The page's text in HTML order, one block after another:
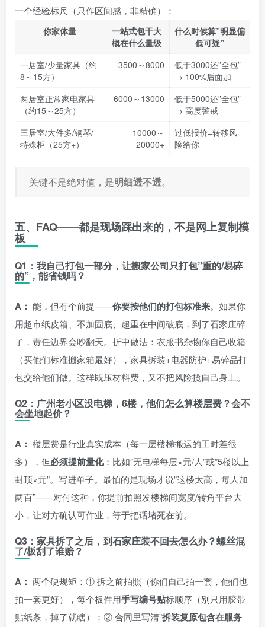
一个经验标尺（只作区间感，非精确）：
你家体量
一站式包干大
概在什么量级
什么时候算”明显偏
低可疑”
一居室/少量家具（约
8～15方）
3500～8000
低于3000还”全包”
→ 100%后面加
两居室正常家电家具
（约15～25方）
6000～13000
低于5000还”全包”
→ 高度警戒
三居室/大件多/钢琴/
特殊柜（25方+）
10000～
20000+
过低报价=转移风
险给你
关键不是绝对值，是明细透不透。
五、FAQ——都是现场踩出来的，不是网上复制模
板
Q1：我自己打包一部分，让搬家公司只打包”重的/易碎
的”，能省钱吗？
A： 能，但有个前提——你要按他们的打包标准来。如果你
用超市纸皮箱、不加固底、超重在中间破底，到了石家庄碎
了，责任边界会吵翻天。折中做法：衣服书杂物你自己收箱
（买他们标准搬家箱最好），家具拆装+电器防护+易碎品打
包交给他们做。这样既压材料费，又不把风险揽自己身上。
Q2：广州老小区没电梯，6楼，他们怎么算楼层费？会不
会坐地起价？
A： 楼层费是行业真实成本（每一层楼梯搬运的工时差很
多），但必须提前量化：比如”无电梯每层×元/人”或”5楼以上
封顶×元”。写进单子。最怕的是现场才说”这楼太高，每人加
两百”——对付这种，你提前拍照发楼梯间宽度/转角平台大
小，让对方确认可作业，等于把话堵死在前。
Q3：家具拆了之后，到石家庄装不回去怎么办？螺丝混
了/板刮了谁赔？
A： 两个硬规矩：① 拆之前拍照（你们自己拍一套，他们也
拍一套更好），每个板件用手写编号贴标顺序（别只用胶带
贴纸条，掉了就瞎）；② 合同里写清”拆装复原包含在服务